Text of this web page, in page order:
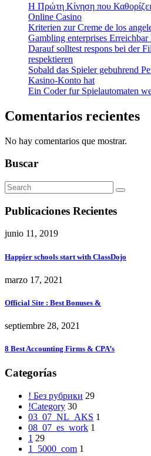
Η Πρώτη Κίνηση που
Online Casino
Kriterien zur Creme de los
Gambling enterprises
Darauf solltest respons bei der
respektieren
Sobald das Spieler gebuhrend
Kasino-Konto hat
Ein Coder fur Spielautomaten
Comentarios recientes
No hay comentarios que mostrar.
Buscar
Publicaciones Recientes
junio 11, 2019
Happier schools start with ClassDojo
marzo 17, 2021
Official Site ️: Best Bonuses &
septiembre 28, 2021
8 Best Accounting Firms & CPA’s
Categorías
! Без рубрики 29
!Category 30
03_07_NL_AKS 1
08_07_es_work 1
1 29
1_5000_com 1